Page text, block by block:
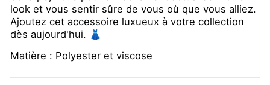
look et vous sentir sûre de vous où que vous alliez.
Ajoutez cet accessoire luxueux à votre collection
dès aujourd'hui. 👗
Matière : Polyester et viscose